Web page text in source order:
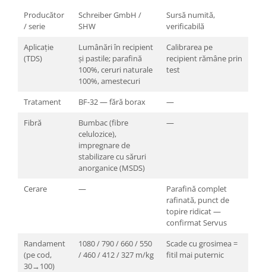
Producător
/ serie
Schreiber GmbH /
SHW
Sursă numită,
verificabilă
Aplicație
(TDS)
Lumânări în recipient
și pastile; parafină
100%, ceruri naturale
100%, amestecuri
Calibrarea pe
recipient rămâne prin
test
Tratament BF-32 — fără borax
—
Fibră
Bumbac (fibre
celulozice),
impregnare de
stabilizare cu săruri
anorganice (MSDS)
—
Cerare —
Parafină complet
rafinată, punct de
topire ridicat —
confirmat Servus
Randament
(pe cod,
30→100)
1080 / 790 / 660 / 550
/ 460 / 412 / 327 m/kg
Scade cu grosimea =
fitil mai puternic